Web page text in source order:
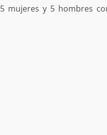
mujeres y 5 hombres
Pedro